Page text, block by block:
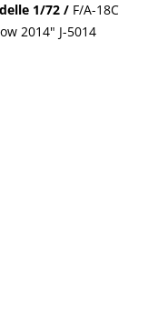
1/72 / F/A-18C
2014" J-5014